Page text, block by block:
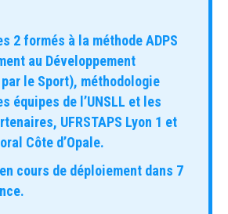
2 formés à la méthode ADPS
au Développement
le Sport), méthodologie
équipes de l’UNSLL et les
UFRSTAPS Lyon 1 et
Côte d’Opale.
cours de déploiement dans 7